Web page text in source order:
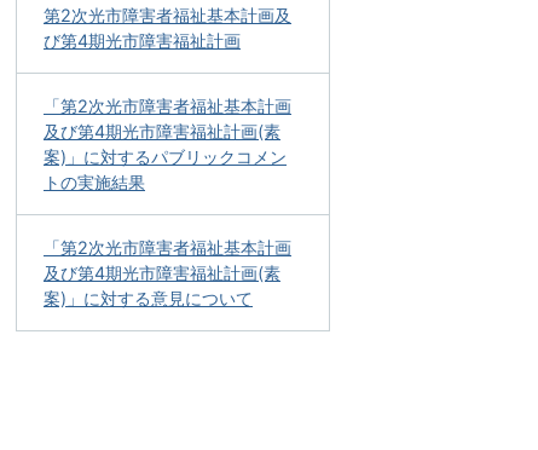
第2次光市障害者福祉基本計画及
び第4期光市障害福祉計画
「第2次光市障害者福祉基本計画
及び第4期光市障害福祉計画(素
案)」に対するパブリックコメン
トの実施結果
「第2次光市障害者福祉基本計画
及び第4期光市障害福祉計画(素
案)」に対する意見について